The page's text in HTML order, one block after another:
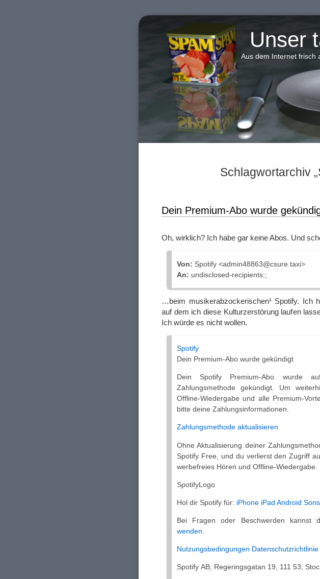
Unser
Aus dem Internet frisch
Schlagwortarchiv
Dein Premium-Abo wurde
Oh, wirklich? Ich habe gar keine Abos. Und
Von: Sроtіfу <admin48863@csure.taxi>
An: undisclosed-recipients:;
…beim musikerabzockerischen¹ Spotify. Ich
auf dem ich diese Kulturzerstörung laufen
Ich würde es nicht wollen.
Sроtіfу
Dein Premium-Abo wurde gekündigt
Dein Sроtіfу Premium-Abo wurde
Zahlungsmethode gekündigt. Um
Offline-Wiedergabe und alle Premium-
bitte deine Zahlungsinformationen.
Zahlungsmethode aktualisieren
Ohne Aktualisierung deiner
Sроtіfу Free, und du verlierst den Zugriff
werbefreies Hören und Offline-Wiedergabe.
SроtіfуLogo
Hol dir Sроtіfу für: iPhone iPad Android
Bei Fragen oder Beschwerden kannst
wenden
Nutzungsbedingungen Datenschutzrichtlinie
Sроtіfу AB, Regeringsgatan 19, 111 53,